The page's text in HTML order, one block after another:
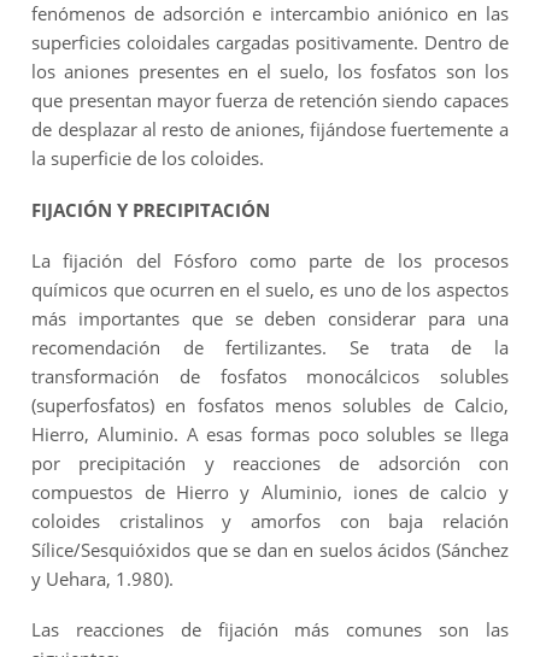
fenómenos de adsorción e intercambio aniónico en las
superficies coloidales cargadas positivamente. Dentro de
los aniones presentes en el suelo, los fosfatos son los
que presentan mayor fuerza de retención siendo capaces
de desplazar al resto de aniones, fijándose fuertemente a
la superficie de los coloides.
FIJACIÓN Y PRECIPITACIÓN
La fijación del Fósforo como parte de los procesos
químicos que ocurren en el suelo, es uno de los aspectos
más importantes que se deben considerar para una
recomendación de fertilizantes. Se trata de la
transformación de fosfatos monocálcicos solubles
(superfosfatos) en fosfatos menos solubles de Calcio,
Hierro, Aluminio. A esas formas poco solubles se llega
por precipitación y reacciones de adsorción con
compuestos de Hierro y Aluminio, iones de calcio y
coloides cristalinos y amorfos con baja relación
Sílice/Sesquióxidos que se dan en suelos ácidos (Sánchez
y Uehara, 1.980).
Las reacciones de fijación más comunes son las